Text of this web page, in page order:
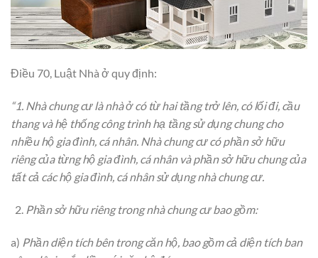
Điều 70, Luật Nhà ở quy định:
“1. Nhà chung cư là nhà ở có từ hai tầng trở lên, có lối đi, cầu
thang và hệ thống công trình hạ tầng sử dụng chung cho
nhiều hộ gia đình, cá nhân. Nhà chung cư có phần sở hữu
riêng của từng hộ gia đình, cá nhân và phần sở hữu chung của
tất cả các hộ gia đình, cá nhân sử dụng nhà chung cư.
Phần sở hữu riêng trong nhà chung cư bao gồm:
a) Phần diện tích bên trong căn hộ, bao gồm cả diện tích ban